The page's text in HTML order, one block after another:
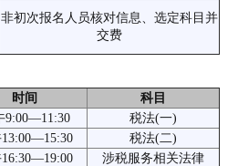
非初次报名人员核对信息、选定科目并
交费
时间
科目
9:00—11:30
税法(一)
税法(二)
涉税服务相关法律